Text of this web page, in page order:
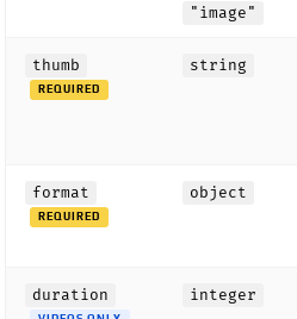
"image"
thumb
REQUIRED
string
format
REQUIRED
object
duration integer